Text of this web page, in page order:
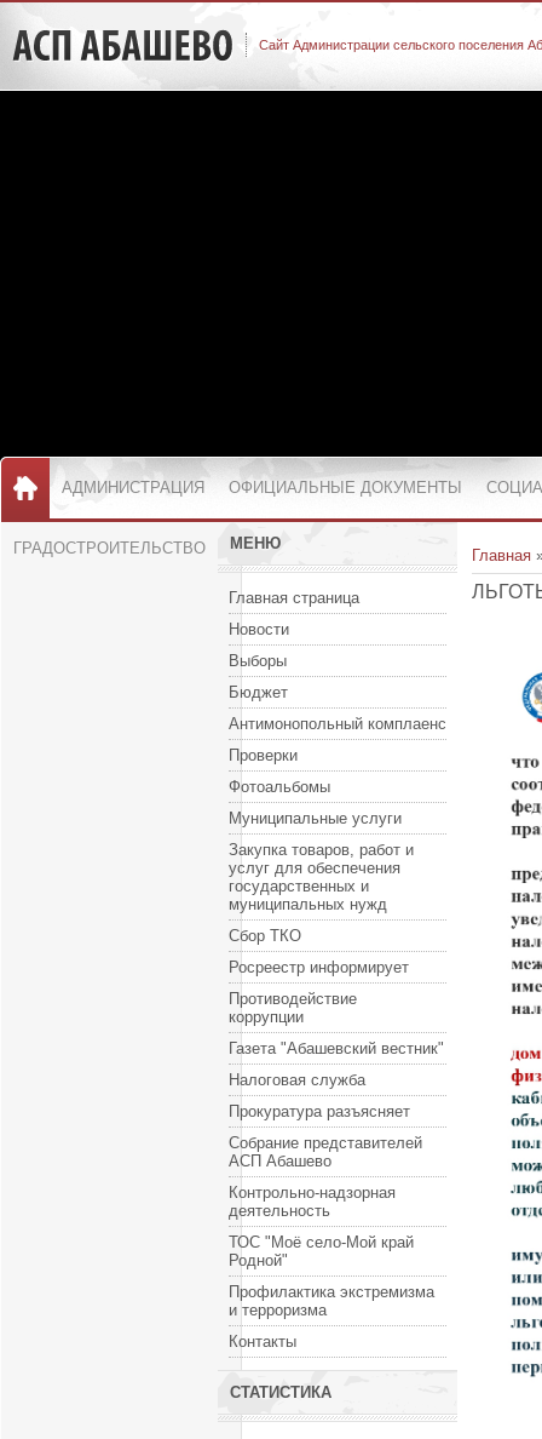
Сайт Администрации сельского поселения
АДМИНИСТРАЦИЯ ОФИЦИАЛЬНЫЕ ДОКУМЕНТЫ
ГРАДОСТРОИТЕЛЬСТВО МЕНЮ
Главная страница
Новости
Выборы
Бюджет
Антимонопольный комплаенс
Проверки
Фотоальбомы
Муниципальные услуги
Закупка товаров, работ и
услуг для обеспечения
государственных и
муниципальных нужд
Сбор ТКО
Росреестр информирует
Противодействие
коррупции
Газета "Абашевский вестник"
Налоговая служба
Прокуратура разъясняет
Собрание представителей
АСП Абашево
Контрольно-надзорная
деятельность
ТОС "Моё село-Мой край
Родной"
Профилактика экстремизма
и терроризма
Контакты
СТАТИСТИКА
Главная